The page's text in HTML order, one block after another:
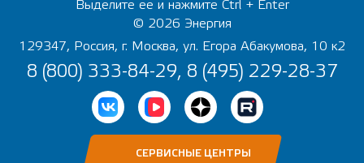
Выделите ее и нажмите Ctrl + Enter
© 2026 Энергия
129347, Россия, г. Москва, ул. Егора Абакумова, 10 к2
8 (800) 333-84-29, 8 (495) 229-28-37
СЕРВИСНЫЕ ЦЕНТРЫ